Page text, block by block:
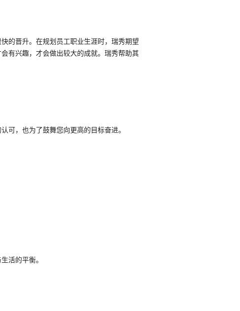
的晋升。在规划员工职业生涯时，瑞秀期望
有兴趣，才会做出较大的成就。瑞秀帮助其
可，也为了鼓舞您向更高的目标奋进。
活的平衡。